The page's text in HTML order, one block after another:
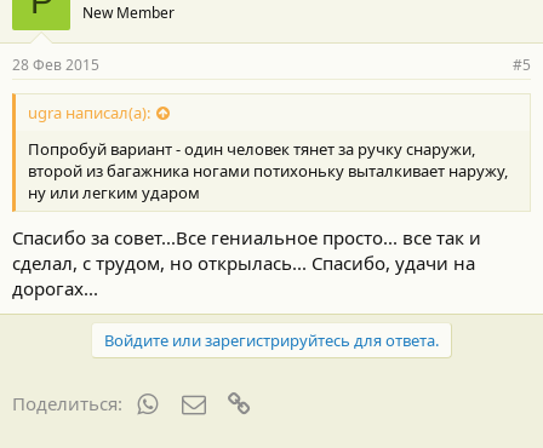
New Member
28 Фев 2015 #5
ugra написал(а):
Попробуй вариант - один человек тянет за ручку снаружи,
второй из багажника ногами потихоньку выталкивает наружу,
ну или легким ударом
Спасибо за совет...Все гениальное просто... все так и
сделал, с трудом, но открылась... Спасибо, удачи на
дорогах...
Войдите или зарегистрируйтесь для ответа.
Поделиться: WhatsAppЭлектронная почта